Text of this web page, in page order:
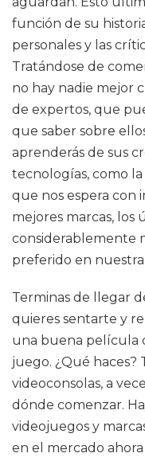
función de su
personales y las
Tratándose de
no hay nadie mejor
de expertos, que
que saber sobre
aprenderás de sus
tecnologías, como
que nos espera con
mejores marcas, los
considerablemente
preferido en
Terminas de llegar
quieres sentarte y
una buena película
juego. ¿Qué haces?
videoconsolas, a
dónde comenzar.
videojuegos y
en el mercado